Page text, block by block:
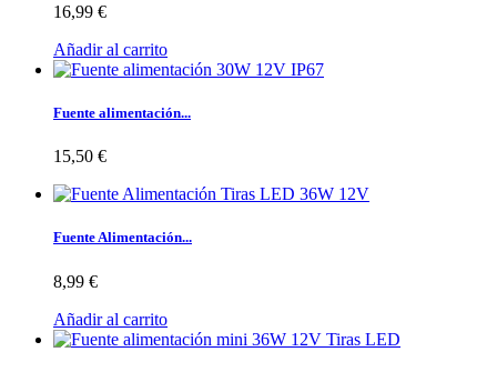
16,99 €
Añadir al carrito
Fuente alimentación...
15,50 €
Fuente Alimentación...
8,99 €
Añadir al carrito